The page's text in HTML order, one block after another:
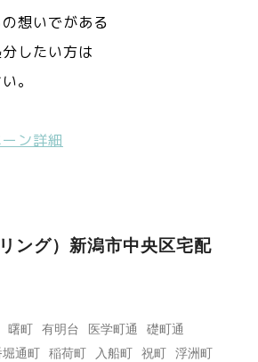
想いでがある
したい方は
。
ン詳細
ング）新潟市中央区宅配
曙町 有明台 医学町通
礎町通
通町 稲荷町 入船町 祝町
浮洲町